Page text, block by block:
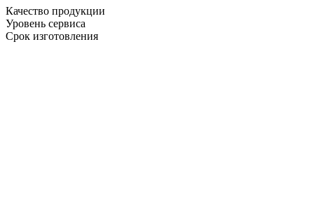
Качество продукции
Уровень сервиса
Срок изготовления